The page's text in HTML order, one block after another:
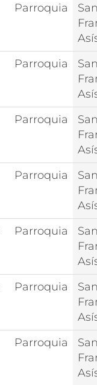
Parroquia
San
Parroquia
San
Parroquia
San
Parroquia
San
Parroquia
San
Parroquia
San
Parroquia
San